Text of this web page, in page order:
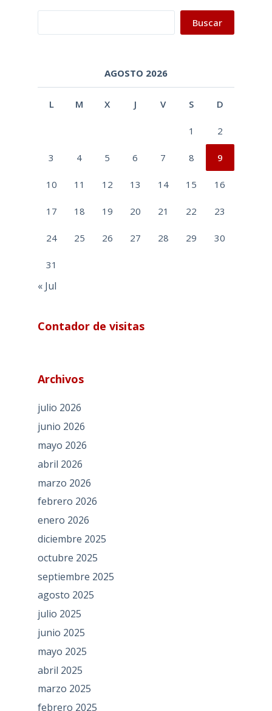
Buscar
AGOSTO 2026
L M X J V S D
1 2
3 4 5 6 7 8 9
10 11 12 13 14 15 16
17 18 19 20 21 22 23
24 25 26 27 28 29 30
31
« Jul
Contador de visitas
Archivos
julio 2026
junio 2026
mayo 2026
abril 2026
marzo 2026
febrero 2026
enero 2026
diciembre 2025
octubre 2025
septiembre 2025
agosto 2025
julio 2025
junio 2025
mayo 2025
abril 2025
marzo 2025
febrero 2025